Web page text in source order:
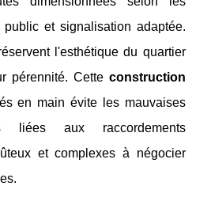
et signalisation adaptée.
l'esthétique du quartier
pérennité. Cette construction
en main évite les mauvaises
liées aux raccordements
et complexes à négocier